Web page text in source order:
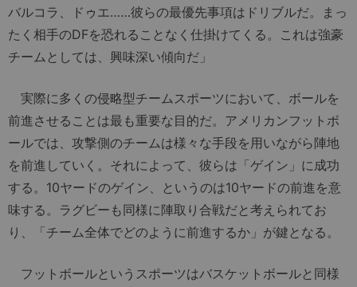
バルコラ、ドゥエ……彼らの最優先事項はドリブルだ。まっ
たく相手のDFを恐れることなく仕掛けてくる。これは強豪
チームとしては、興味深い傾向だ」
実際に多くの侵略型チームスポーツにおいて、ボールを
前進させることは最も重要な目的だ。アメリカンフットボ
ールでは、攻撃側のチームは様々な手段を用いながら陣地
を前進していく。それによって、彼らは「ゲイン」に成功
する。10ヤードのゲイン、というのは10ヤードの前進を意
味する。ラグビーも同様に陣取り合戦だと考えられてお
り、「チーム全体でどのように前進するか」が鍵となる。
フットボールというスポーツはバスケットボールと同様